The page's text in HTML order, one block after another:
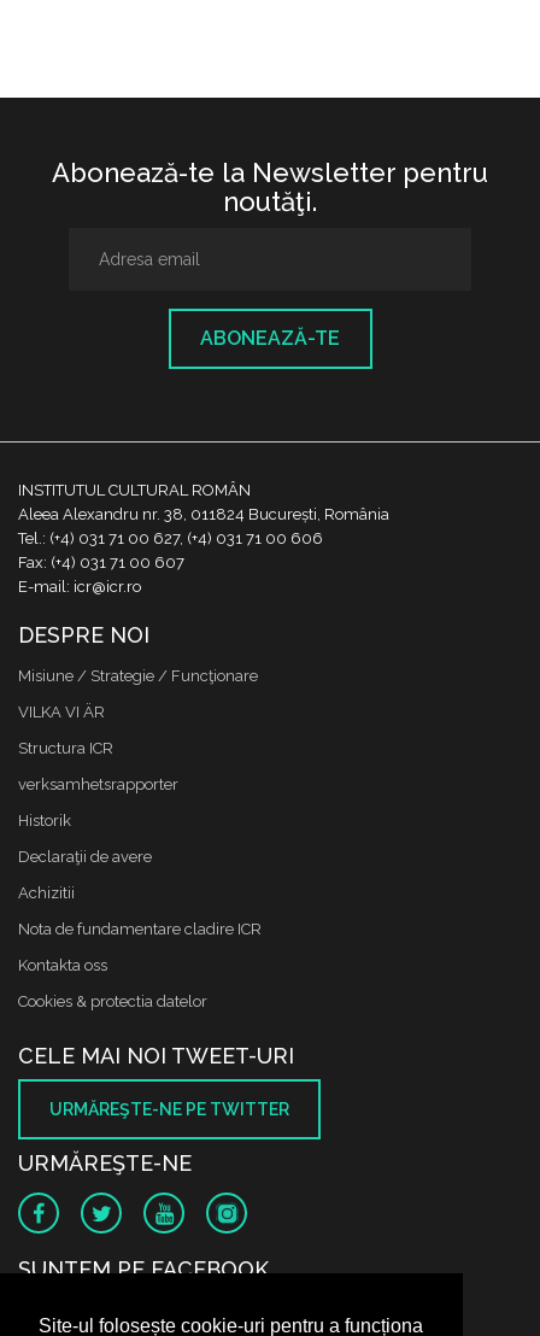
Site-ul folosește cookie-uri pentru a funcționa
Abonează-te la Newsletter pentru
noutăţi.
ABONEAZĂ-TE
INSTITUTUL CULTURAL ROMÂN
Aleea Alexandru nr. 38, 011824 București, România
Tel.: (+4) 031 71 00 627, (+4) 031 71 00 606
Fax: (+4) 031 71 00 607
E-mail: icr@icr.ro
DESPRE NOI
Misiune / Strategie / Funcţionare
VILKA VI ÄR
Structura ICR
verksamhetsrapporter
Historik
Declaraţii de avere
Achizitii
Nota de fundamentare cladire ICR
Kontakta oss
Cookies & protectia datelor
CELE MAI NOI TWEET-URI
URMĂREŞTE-NE PE TWITTER
URMĂREŞTE-NE
SUNTEM PE FACEBOOK